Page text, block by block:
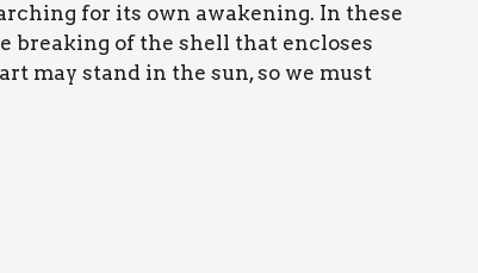
for its own awa­ke­ning. In the­se
brea­king of the shell that enclo­ses
may stand in the sun, so we must